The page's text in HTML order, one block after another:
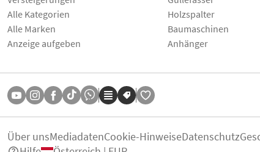
Alle Kategorien
Alle Marken
Anzeige aufgeben
Holzspalter
Baumaschinen
Anhänger
Über unsMediadatenCookie-HinweiseDatenschutz